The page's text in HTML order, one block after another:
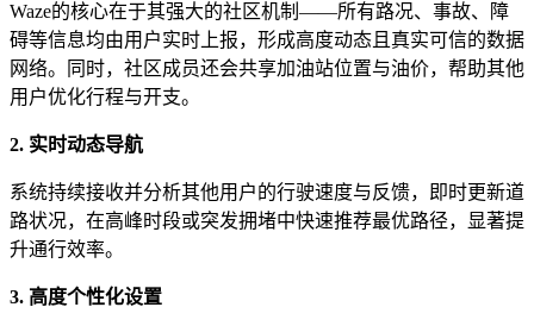
Waze的核心在于其强大的社区机制——所有路况、事故、障
碍等信息均由用户实时上报，形成高度动态且真实可信的数据
网络。同时，社区成员还会共享加油站位置与油价，帮助其他
用户优化行程与开支。
2. 实时动态导航
系统持续接收并分析其他用户的行驶速度与反馈，即时更新道
路状况，在高峰时段或突发拥堵中快速推荐最优路径，显著提
升通行效率。
3. 高度个性化设置